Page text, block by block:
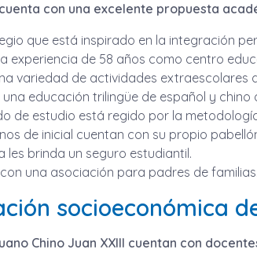
con una excelente propuesta
que está inspirado en la integración
experiencia de 58 años como centro
variedad de actividades extraescolares
educación trilingüe de español y chino
de estudio está regido por la
de inicial cuentan con su propio
les brinda un seguro estudiantil.
una asociación para padres de
socioeconómica
Chino Juan XXIII cuentan con